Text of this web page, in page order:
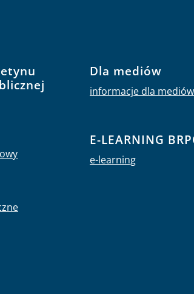
Dla mediów
informacje dla mediów
E-LEARNING
e-learning